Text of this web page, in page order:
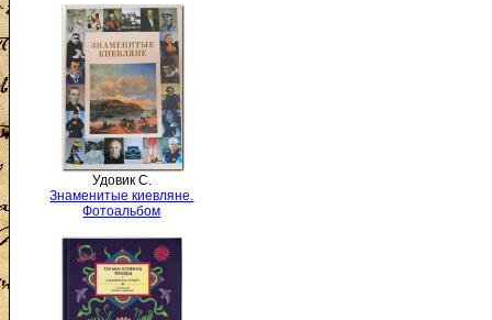
Удовик С.
Знаменитые киевляне.
Фотоальбом